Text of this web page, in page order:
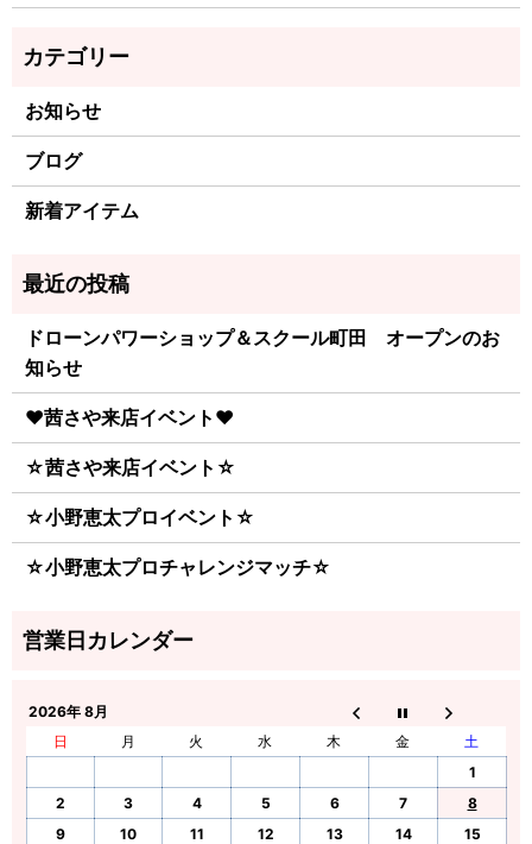
お知らせ
ブログ
新着アイテム
ドローンパワーショップ＆スクール町田 オープンのお
知らせ
♥茜さや来店イベント♥
☆茜さや来店イベント☆
☆小野恵太プロイベント☆
☆小野恵太プロチャレンジマッチ☆
2026年 8月
日
月 火 水 木 金
土
1
2
3 4 5 6 7
8
9
10 11 12 13 14
15